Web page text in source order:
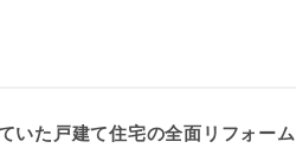
いた戸建て住宅の全面リフォーム